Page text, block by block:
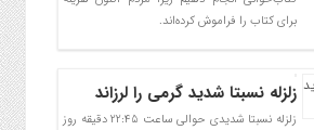
برای کتاب را فراموش کرده‌اند.
زلزله نسبتا شدید گرمی را لرزاند
زلزله نسبتا شدیدی حوالی ساعت 22:45 دقیقه روز